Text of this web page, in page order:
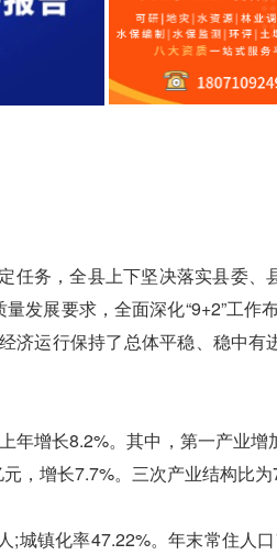
务，全县上下坚决落实县委、
发展要求，全面深化“9+2”工作
济运行保持了总体平稳、稳中有
增长8.2%。其中，第一产业增
，增长7.7%。三次产业结构比为
镇化率47.22%。年末常住人